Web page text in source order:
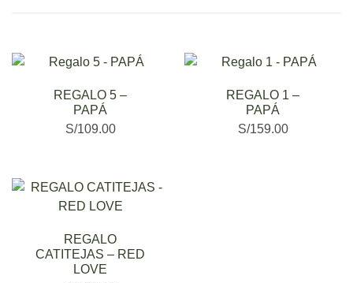
REGALO 5 –
PAPÁ
S/109.00
REGALO 1 –
PAPÁ
S/159.00
REGALO
CATITEJAS – RED
LOVE